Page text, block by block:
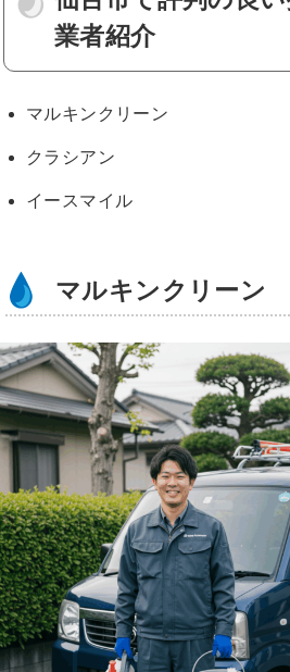
業者紹介
マルキンクリーン
クラシアン
イースマイル
マルキンクリーン